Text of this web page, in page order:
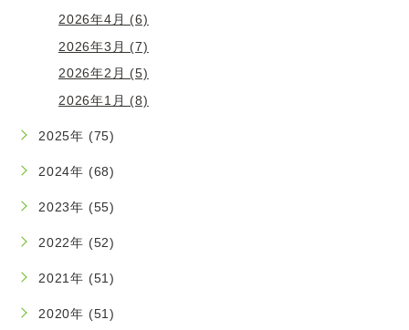
2026年4月 (6)
2026年3月 (7)
2026年2月 (5)
2026年1月 (8)
2025年 (75)
2024年 (68)
2023年 (55)
2022年 (52)
2021年 (51)
2020年 (51)